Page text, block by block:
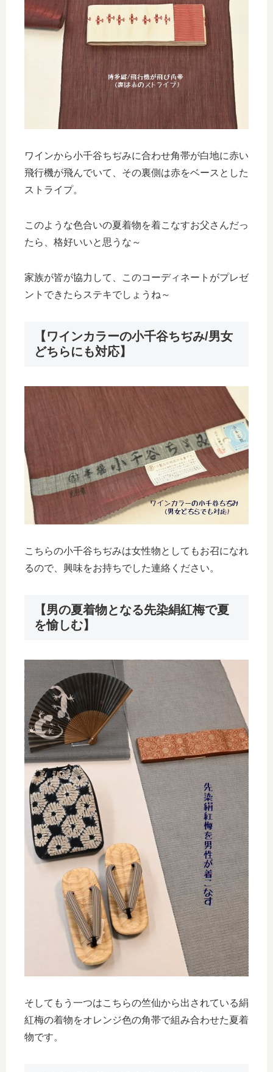
ワインから小千谷ちぢみに合わせ角帯が白地に赤い
飛行機が飛んでいて、その裏側は赤をベースとした
ストライプ。
このような色合いの夏着物を着こなすお父さんだっ
たら、格好いいと思うな～
家族が皆が協力して、このコーディネートがプレゼ
ントできたらステキでしょうね～
【ワインカラーの小千谷ちぢみ/男女
どちらにも対応】
こちらの小千谷ちぢみは女性物としてもお召になれ
るので、興味をお持ちでした連絡ください。
【男の夏着物となる先染絹紅梅で夏
を愉しむ】
そしてもう一つはこちらの竺仙から出されている絹
紅梅の着物をオレンジ色の角帯で組み合わせた夏着
物です。